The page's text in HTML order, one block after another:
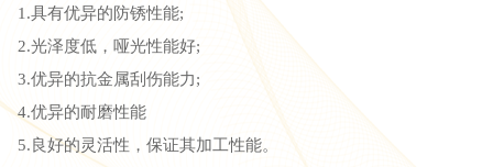
1.具有优异的防锈性能;
2.光泽度低，哑光性能好;
3.优异的抗金属刮伤能力;
4.优异的耐磨性能
5.良好的灵活性，保证其加工性能。